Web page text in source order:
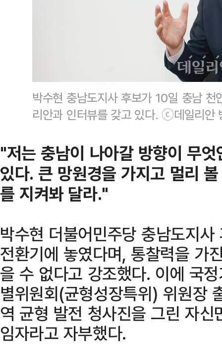
박수현 충남도지사 후보가 10일 충남 천
리안과 인터뷰를 갖고 있다. ⓒ데일리안
"저는 충남이 나아갈 방향이 무
있다. 큰 망원경을 가지고 멀리
를 지켜봐 달라."
박수현 더불어민주당 충남도지
전환기에 놓였다며, 통찰력을 가
을 수 없다고 강조했다. 이에 국
별위원회(균형성장특위) 위원장
역 균형 발전 청사진을 그린 자
임자라고 자부했다.